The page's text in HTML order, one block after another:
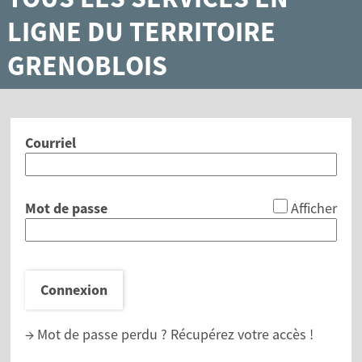
LIGNE DU TERRITOIRE
GRENOBLOIS
Courriel
Mot de passe Afficher
Connexion
→ Mot de passe perdu ? Récupérez votre accès !